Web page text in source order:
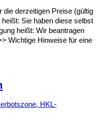
die derzeitigen Preise (gültig
Sie haben diese selbst
heißt: Wir beantragen
Wichtige Hinweise für eine